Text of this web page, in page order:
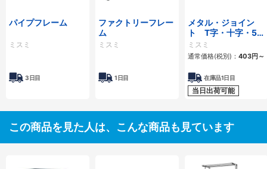
パイプフレーム
ミスミ
3日目
ファクトリーフレー
ム
ミスミ
1日目
メタル・ジョイン
ト T字・十字・5方
向
ミスミ
通常価格(税別)： 403円～
在庫品1日目
当日出荷可能
この商品を見た人は、こんな商品も見ています